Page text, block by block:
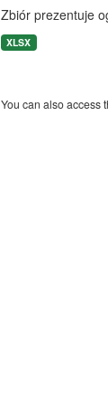
Zbiór prezentuje
XLSX
You can also access